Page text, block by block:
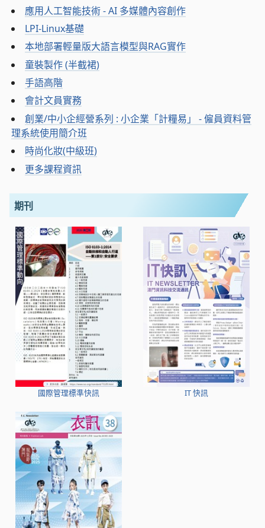
應用人工智能技術 - AI 多媒體內容創作
LPI-Linux基礎
本地部署輕量版大語言模型與RAG實作
童裝製作 (半截裙)
手語高階
會計文員實務
創業/中小企經營系列 : 小企業「計糧易」 - 僱員資料管
理系統使用簡介班
時尚化妝(中級班)
更多課程資訊
期刊
國際管理標準快訊 IT 快訊